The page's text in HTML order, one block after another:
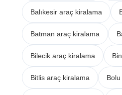
Balıkesir araç kiralama
Batman araç kiralama
Bilecik araç kiralama
Bitlis araç kiralama